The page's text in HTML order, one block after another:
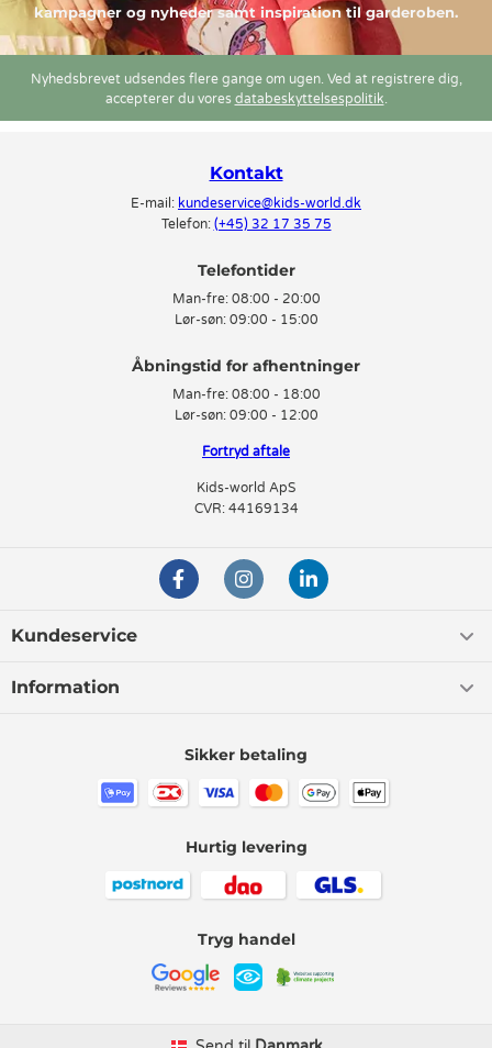
kampagner og nyheder samt inspiration til garderoben.
Nyhedsbrevet udsendes flere gange om ugen. Ved at registrere dig,
accepterer du vores databeskyttelsespolitik.
Kontakt
E-mail: kundeservice@kids-world.dk
Telefon: (+45) 32 17 35 75
Telefontider
Man-fre: 08:00 - 20:00
Lør-søn: 09:00 - 15:00
Man-fre: 08:00 - 18:00
Lør-søn: 09:00 - 12:00
Fortryd aftale
Kids-world ApS
CVR: 44169134
Kundeservice
Information
Sikker betaling
Hurtig levering
Tryg handel